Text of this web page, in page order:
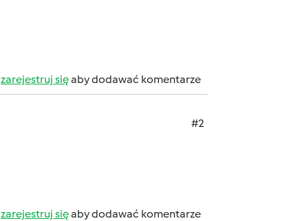
zarejestruj sięaby dodawać komentarze
#2
zarejestruj sięaby dodawać komentarze